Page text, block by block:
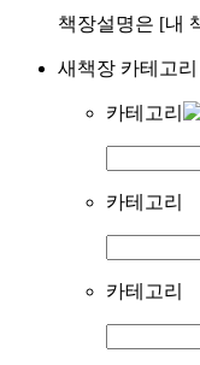
책장설명은 [내
새책장 카테고리
카테고리
카테고리
카테고리